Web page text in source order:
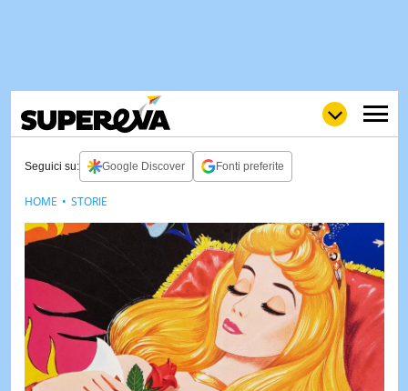
LOLGULPLOVE
WOW
POP
NEWS
STORIE
VIDEO
& TV
Seguici su: Google Discover Fonti preferite
HOME STORIE